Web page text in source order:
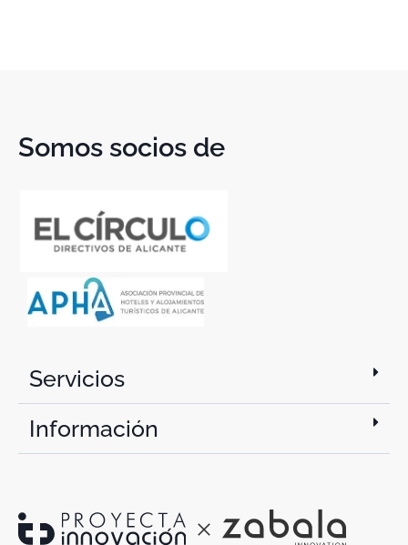
Somos socios de
Servicios
Información